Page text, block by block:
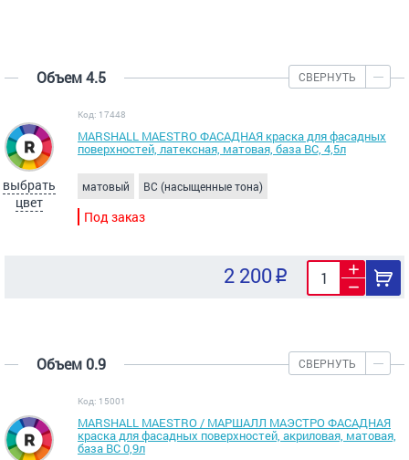
Объем 4.5 СВЕРНУТЬ
выбрать
цвет
Код: 17448
MARSHALL MAESTRO ФАСАДНАЯ краска для фасадных
поверхностей, латексная, матовая, база BС, 4,5л
матовый BC (насыщенные тона)
Под заказ
2 200
Объем 0.9 СВЕРНУТЬ
Код: 15001
MARSHALL MAESTRO / МАРШАЛЛ МАЭСТРО ФАСАДНАЯ
краска для фасадных поверхностей, акриловая, матовая,
база BС 0,9л